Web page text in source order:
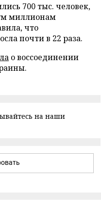
700 тыс. человек,
миллионам
что
почти в 22 раза.
о воссоединении
на наши